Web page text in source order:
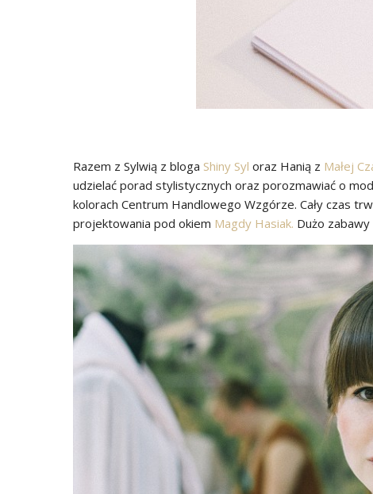
Razem z Sylwią z bloga Shiny Syl oraz Hanią z Małej
udzielać porad stylistycznych oraz porozmawiać o
kolorach Centrum Handlowego Wzgórze. Cały czas
projektowania pod okiem Magdy Hasiak. Dużo